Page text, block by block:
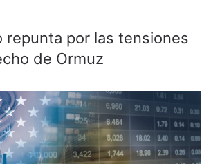
repunta por las tensiones
de Ormuz